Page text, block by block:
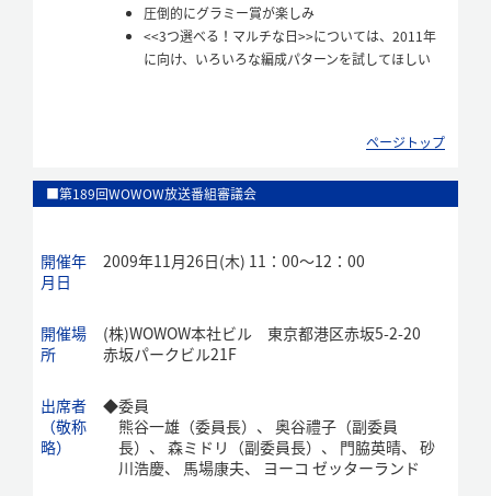
圧倒的にグラミー賞が楽しみ
<<3つ選べる！マルチな日>>については、2011年
に向け、いろいろな編成パターンを試してほしい
ページトップ
■第189回WOWOW放送番組審議会
開催年
月日
2009年11月26日(木) 11：00～12：00
開催場
所
(株)WOWOW本社ビル 東京都港区赤坂5-2-20
赤坂パークビル21F
出席者
（敬称
略）
◆委員
熊谷一雄（委員長）、 奥谷禮子（副委員
長）、 森ミドリ（副委員長）、 門脇英晴、 砂
川浩慶、 馬場康夫、 ヨーコ ゼッターランド